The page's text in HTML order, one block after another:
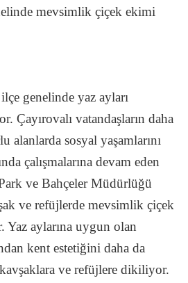
mevsimlik çiçek ekimi
genelinde yaz ayları
Çayırovalı vatandaşların daha
alanlarda sosyal yaşamlarını
çalışmalarına devam eden
ve Bahçeler Müdürlüğü
ve refüjlerde mevsimlik çiçek
Yaz aylarına uygun olan
kent estetiğini daha da
ve refüjlere dikiliyor.